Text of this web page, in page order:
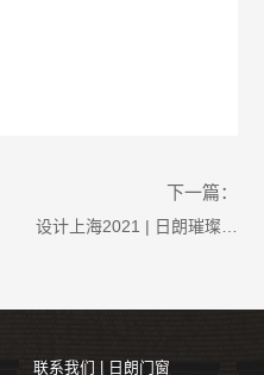
下一篇：
设计上海2021 | 日朗璀璨亮
联系我们 | 日朗门窗